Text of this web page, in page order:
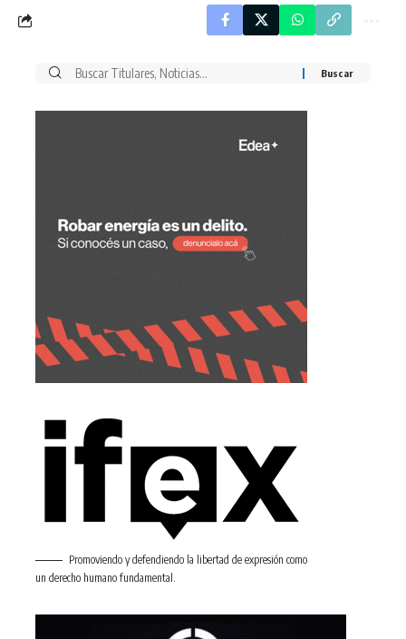
Buscar
Promoviendo y defendiendo la libertad de expresión como
un derecho humano fundamental.